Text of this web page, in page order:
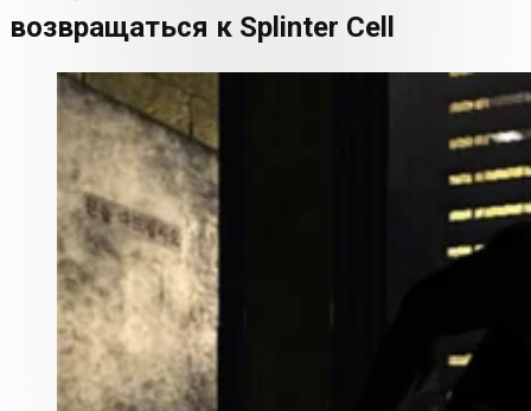
возвращаться к Splinter Cell